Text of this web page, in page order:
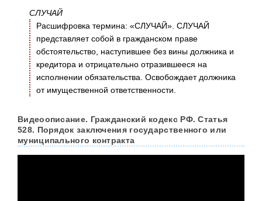
СЛУЧАЙ
Расшифровка термина: «СЛУЧАЙ». СЛУЧАЙ
представляет собой в гражданском праве
обстоятельство, наступившее без вины должника и
кредитора и отрицательно отразившееся на
исполнении обязательства. Освобождает должника
от имущественной ответственности.
Видеоописание. Гражданский кодекс РФ. Статья
528. Порядок заключения государственного или
муниципального контракта